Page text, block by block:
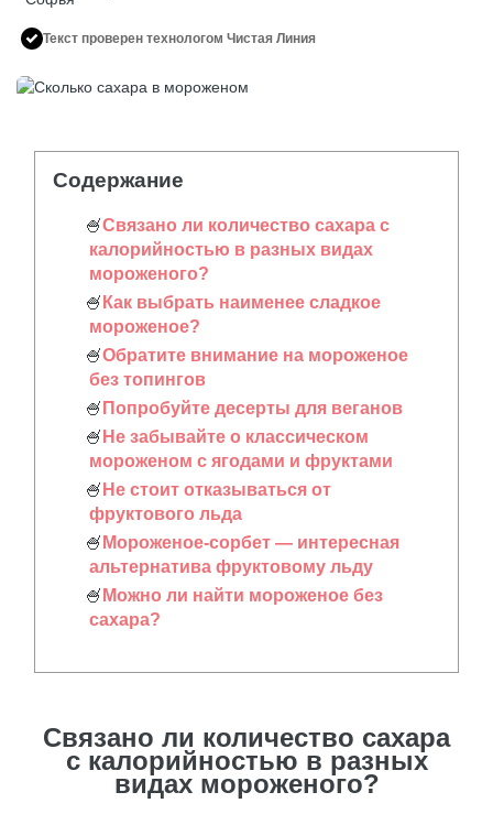
Текст проверен технологом Чистая Линия
Содержание
Связано ли количество сахара с
калорийностью в разных видах
мороженого?
Как выбрать наименее сладкое
мороженое?
Обратите внимание на мороженое
без топингов
Попробуйте десерты для веганов
Не забывайте о классическом
мороженом с ягодами и фруктами
Не стоит отказываться от
фруктового льда
Мороженое-сорбет ― интересная
альтернатива фруктовому льду
Можно ли найти мороженое без
сахара?
Связано ли количество сахара
с калорийностью в разных
видах мороженого?